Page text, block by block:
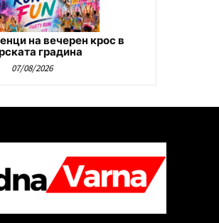
на вечерен крос в
градина
07/08/2026